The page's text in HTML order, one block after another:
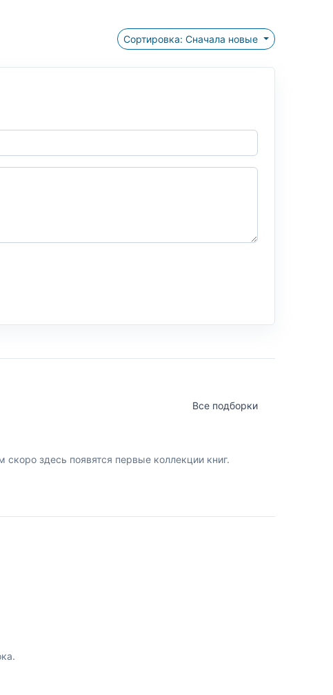
Сортировка: Сначала новые
Все подборки
здесь появятся первые коллекции книг.